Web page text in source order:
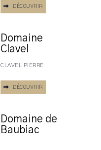
DÉCOUVRIR
Domaine
Clavel
CLAVEL PIERRE
DÉCOUVRIR
Domaine de
Baubiac